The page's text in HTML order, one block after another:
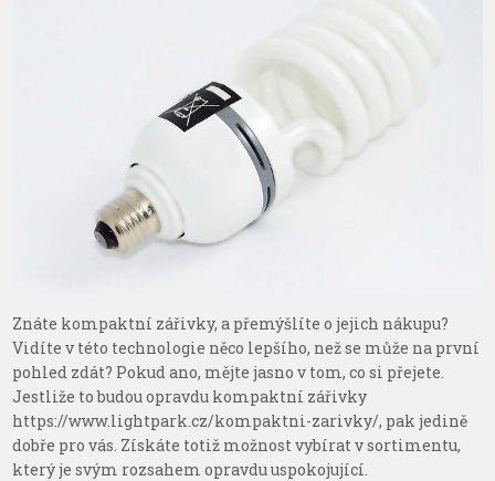
Znáte kompaktní zářivky, a přemýšlíte o jejich nákupu?
Vidíte v této technologie něco lepšího, než se může na první
pohled zdát? Pokud ano, mějte jasno v tom, co si přejete.
Jestliže to budou opravdu kompaktní zářivky
https://www.lightpark.cz/kompaktni-zarivky/, pak jedině
dobře pro vás. Získáte totiž možnost vybírat v sortimentu,
který je svým rozsahem opravdu uspokojující.